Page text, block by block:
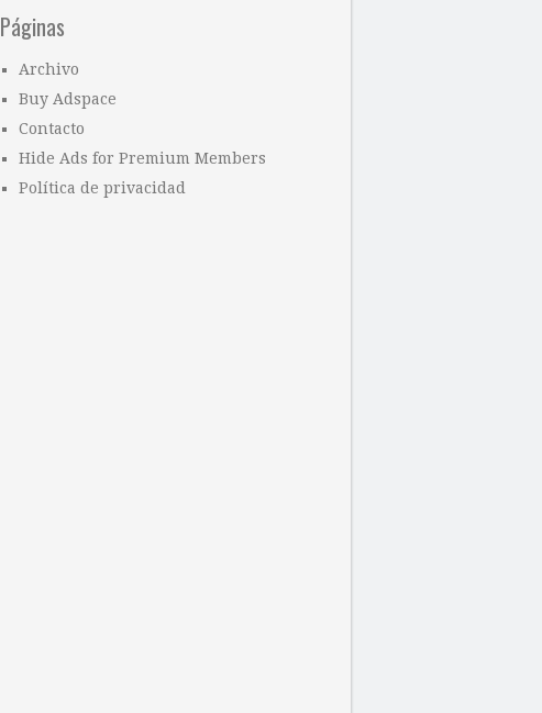
Páginas
Archivo
Buy Adspace
Contacto
Hide Ads for Premium Members
Política de privacidad